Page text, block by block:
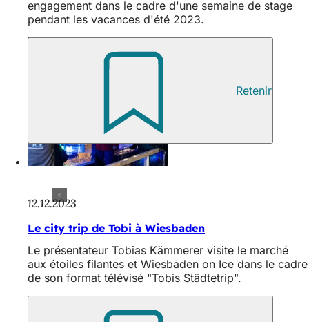
engagement dans le cadre d'une semaine de stage
pendant les vacances d'été 2023.
Retenir
12.12.2023
Le city trip de Tobi à Wiesbaden
Le présentateur Tobias Kämmerer visite le marché
aux étoiles filantes et Wiesbaden on Ice dans le cadre
de son format télévisé "Tobis Städtetrip".